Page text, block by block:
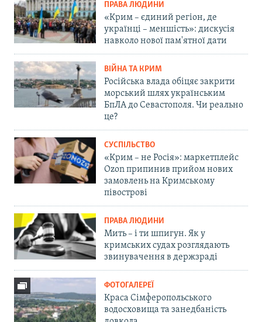
ПРАВА ЛЮДИНИ
«Крим – єдиний регіон, де
українці – меншість»: дискусія
навколо нової пам'ятної дати
ВІЙНА ТА КРИМ
Російська влада обіцяє закрити
морський шлях українським
БпЛА до Севастополя. Чи реально
це?
СУСПІЛЬСТВО
«Крим – не Росія»: маркетплейс
Ozon припинив прийом нових
замовлень на Кримському
півострові
ПРАВА ЛЮДИНИ
Мить – і ти шпигун. Як у
кримських судах розглядають
звинувачення в держзраді
ФОТОГАЛЕРЕЇ
Краса Сімферопольського
водосховища та занедбаність